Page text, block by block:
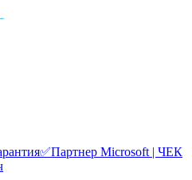
Microsoft | ЧЕК